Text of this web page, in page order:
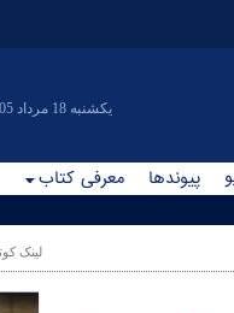
|يکشنبه 18 مرداد 1405
پیوندها معرفی کتاب
لینک